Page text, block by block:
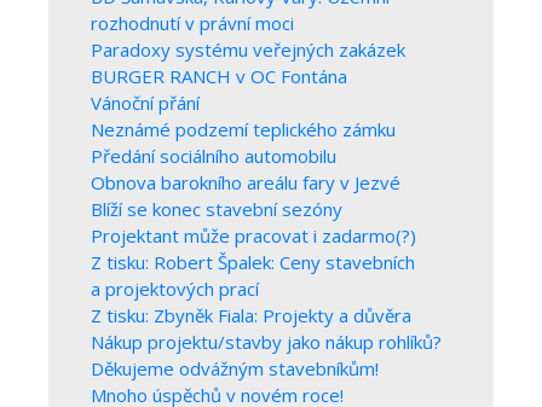
rozhodnutí v právní moci
Paradoxy systému veřejných zakázek
BURGER RANCH v OC Fontána
Vánoční přání
Neznámé podzemí teplického zámku
Předání sociálního automobilu
Obnova barokního areálu fary v Jezvé
Blíží se konec stavební sezóny
Projektant může pracovat i zadarmo(?)
Z tisku: Robert Špalek: Ceny stavebních
a projektových prací
Z tisku: Zbyněk Fiala: Projekty a důvěra
Nákup projektu/stavby jako nákup rohlíků?
Děkujeme odvážným stavebníkům!
Mnoho úspěchů v novém roce!